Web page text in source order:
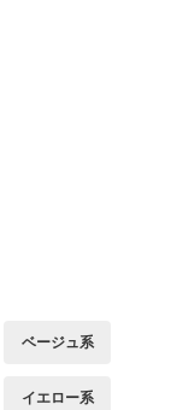
ベージュ系
イエロー系